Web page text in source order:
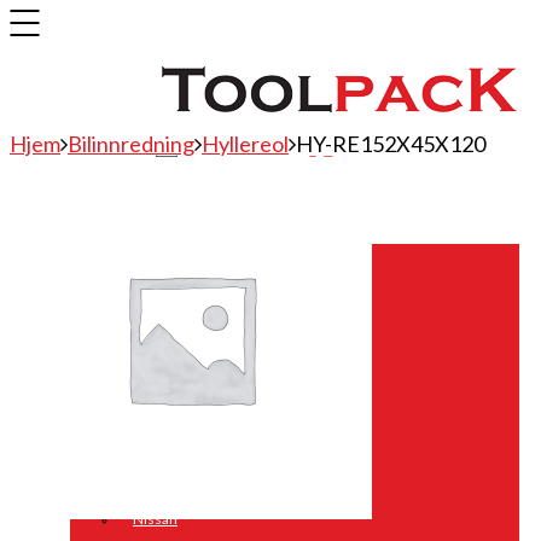
Hyundai
Nissan
Hjem Bilinnredning Hyllereol HY-RE152X45X120